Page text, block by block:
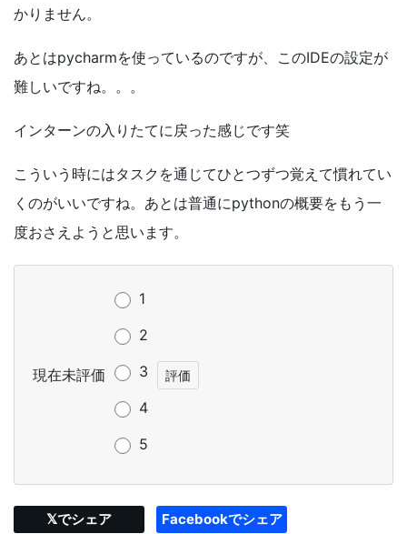
かりません。
あとはpycharmを使っているのですが、このIDEの設定が
難しいですね。。。
インターンの入りたてに戻った感じです笑
こういう時にはタスクを通じてひとつずつ覚えて慣れてい
くのがいいですね。あとは普通にpythonの概要をもう一
度おさえようと思います。
現在未評価
1
2
3
4
5
𝕏でシェア Facebookでシェア